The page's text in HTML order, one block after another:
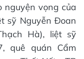
nguyện vọng của
sỹ Nguyễn Đoan
Hà), liệt sỹ
quê quán Cẩm